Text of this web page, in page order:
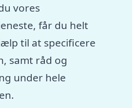
vores
får du helt
til at specificere
samt råd og
under hele